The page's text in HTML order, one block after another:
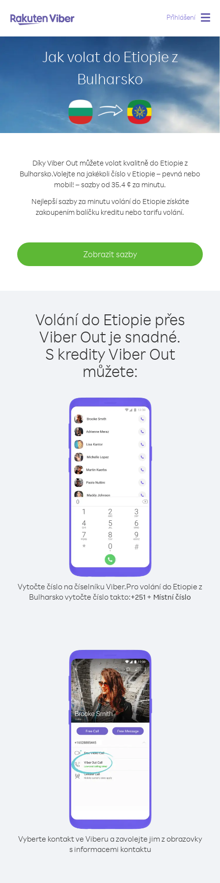
Přihlášení
Jak volat do Etiopie z
Bulharsko
Díky Viber Out můžete volat kvalitně do Etiopie z
Bulharsko.Volejte na jakékoli číslo v Etiopie – pevná nebo
mobil! – sazby od 35.4 ¢ za minutu.
Nejlepší sazby za minutu volání do Etiopie získáte
zakoupením balíčku kreditu nebo tarifu volání.
Zobrazit sazby
Volání do Etiopie přes
Viber Out je snadné.
S kredity Viber Out
můžete:
Vytočte číslo na číselníku Viber.Pro volání do Etiopie z
Bulharsko vytočte číslo takto:+251 + Místní číslo
Vyberte kontakt ve Viberu a zavolejte jim z obrazovky
s informacemi kontaktu